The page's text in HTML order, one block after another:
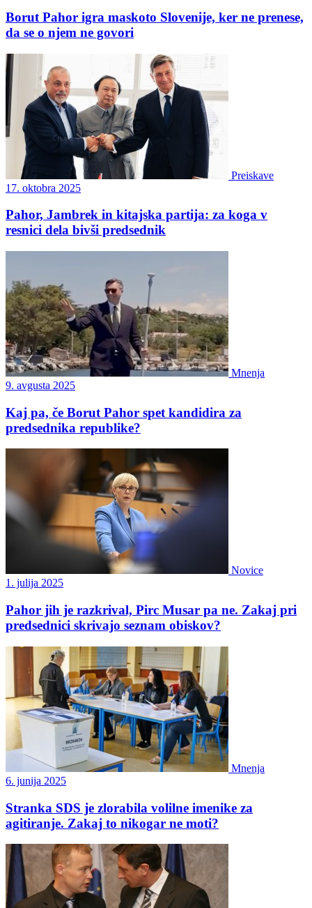
Borut Pahor igra maskoto Slovenije, ker ne prenese,
da se o njem ne govori
Preiskave
17. oktobra 2025
Pahor, Jambrek in kitajska partija: za koga v
resnici dela bivši predsednik
Mnenja
9. avgusta 2025
Kaj pa, če Borut Pahor spet kandidira za
predsednika republike?
Novice
1. julija 2025
Pahor jih je razkrival, Pirc Musar pa ne. Zakaj pri
predsednici skrivajo seznam obiskov?
Mnenja
6. junija 2025
Stranka SDS je zlorabila volilne imenike za
agitiranje. Zakaj to nikogar ne moti?